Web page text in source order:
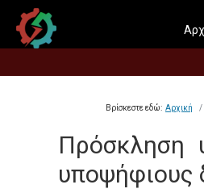
Βρίσκεστε εδώ: Αρχική
Πρόσκληση
υποψήφιους